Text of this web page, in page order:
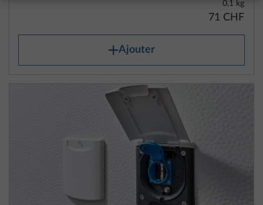
0,1 kg
71 CHF
Ajouter